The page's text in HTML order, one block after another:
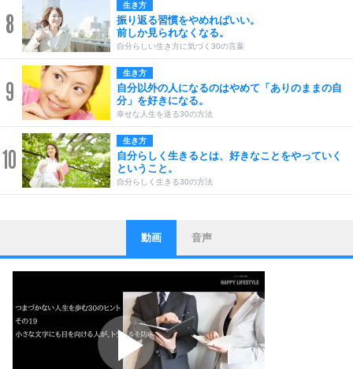
8
生き方
振り返る習慣をやめればいい。
前しか見られなくなる。
自分らしい生き方に気づく30の言葉
9
生き方
自分以外の人になるのはやめて「ありのままの自
分」を好きになる。
幸せな人生を送る30の方法
10
生き方
自分らしく生きるとは、好きなことをやっていく
ということ。
自分らしく生きる30の方法
1
ストレス対策
他人と比べない。
いっそのこと、他人を見ない。
いらいらしない人になる30の方法
プラス思考
ポジティブになれない原因は、行動しないから。
ポジティブ思考になる30の方法
動画 音声